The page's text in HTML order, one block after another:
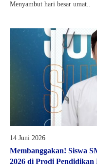
Menyambut hari besar umat..
14 Juni 2026
Membanggakan! Siswa
2026 di Prodi